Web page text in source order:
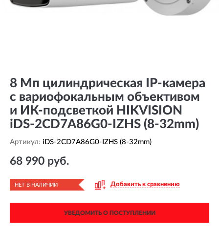
8 Мп цилиндрическая IP-камера
с вариофокальным объективом
и ИК-подсветкой HIKVISION
iDS-2CD7A86G0-IZHS (8-32mm)
Артикул: iDS-2CD7A86G0-IZHS (8-32mm)
68 990 руб.
НЕТ В НАЛИЧИИ Добавить к сравнению
УВЕДОМИТЬ О ПОСТУПЛЕНИИ